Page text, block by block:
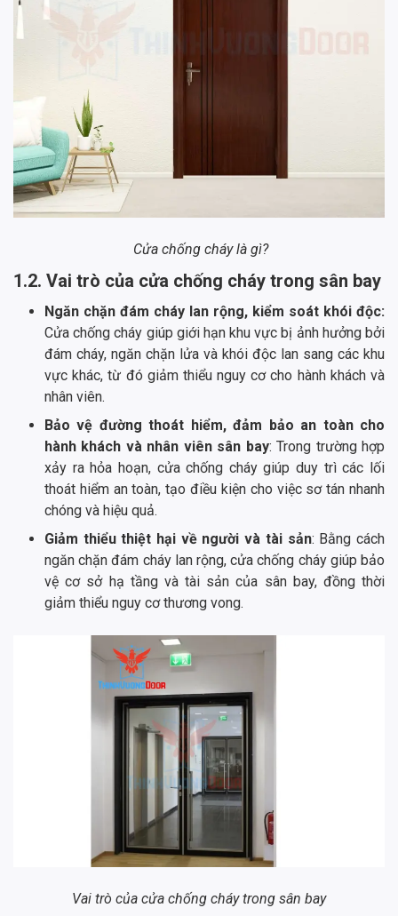
Cửa chống cháy là gì?
1.2. Vai trò của cửa chống cháy trong sân bay
Ngăn chặn đám cháy lan rộng, kiểm soát khói độc:
Cửa chống cháy giúp giới hạn khu vực bị ảnh hưởng bởi
đám cháy, ngăn chặn lửa và khói độc lan sang các khu
vực khác, từ đó giảm thiểu nguy cơ cho hành khách và
nhân viên.
Bảo vệ đường thoát hiểm, đảm bảo an toàn cho
hành khách và nhân viên sân bay: Trong trường hợp
xảy ra hỏa hoạn, cửa chống cháy giúp duy trì các lối
thoát hiểm an toàn, tạo điều kiện cho việc sơ tán nhanh
chóng và hiệu quả.
Giảm thiểu thiệt hại về người và tài sản: Bằng cách
ngăn chặn đám cháy lan rộng, cửa chống cháy giúp bảo
vệ cơ sở hạ tầng và tài sản của sân bay, đồng thời
giảm thiểu nguy cơ thương vong.
Vai trò của cửa chống cháy trong sân bay